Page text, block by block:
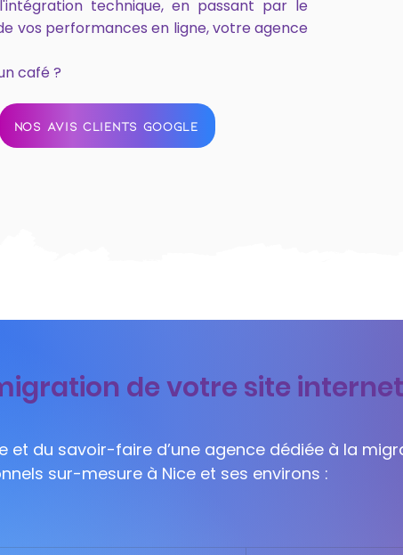
technique, en passant par le
vos performances en ligne, votre agence
café ?
NOS AVIS CLIENTS GOOGLE
de votre site
et du savoir-faire d’une agence dédiée à la
sur-mesure à Nice et ses environs :